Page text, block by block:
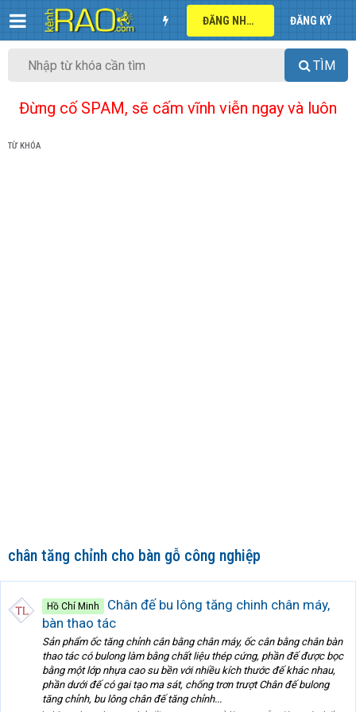
ĐĂNG NHẬP ĐĂNG KÝ
TÌM
Đừng cố SPAM, sẽ cấm vĩnh viễn ngay và luôn
TỪ KHÓA
chân tăng chỉnh cho bàn gỗ công nghiệp
Hồ Chí Minh
Chân đế bu lông tăng chinh chân máy,
bàn thao tác
Sản phẩm ốc tăng chỉnh cân bằng chân máy, ốc cân bằng chân bàn
thao tác có bulong làm bằng chất liệu thép cứng, phần đế được bọc
bằng một lớp nhựa cao su bền với nhiều kích thước đế khác nhau,
phần dưới đế có gai tạo ma sát, chống trơn trượt Chân đế bulong
tăng chỉnh, bu lông chân đế tăng chỉnh...